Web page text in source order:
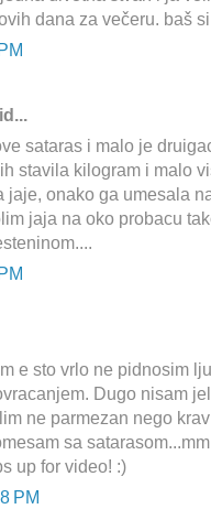
dana za večeru. baš
sataras i malo je
stavila kilogram i malo
jaje, onako ga umesala
jaja na oko probacu
e sto vrlo ne pidnosim
Dugo nisam
ne parmezan nego
sa
up for video! :)
PM